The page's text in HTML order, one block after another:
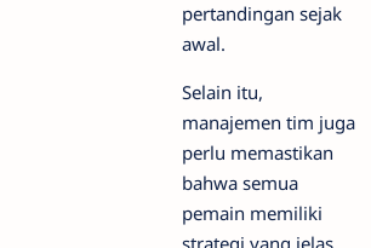
pertandingan sejak
awal.
Selain itu,
manajemen tim juga
perlu memastikan
bahwa semua
pemain memiliki